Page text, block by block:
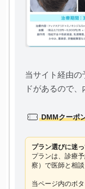
当サイト経由の
ドがあるので
DMMクーポ
プラン選びに迷
プランは、診療
察）で医師と相
当ページ内のボ